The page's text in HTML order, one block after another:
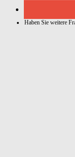
Haben Sie weitere